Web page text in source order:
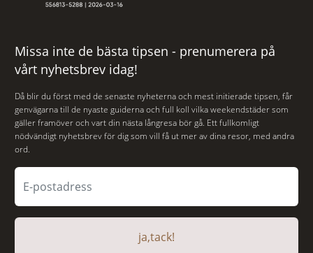
Missa inte de bästa tipsen - prenumerera på
vårt nyhetsbrev idag!
Då blir du först med de senaste nyheterna och mest initierade tipsen, får
genvägarna till de nyaste guiderna och full koll vilka weekendstäder som
gäller framöver och vart din nästa långresa bör gå. Ett fullkomligt
nödvändigt nyhetsbrev för dig som vill få ut mer av dina resor, med andra
ord.
ja,tack!